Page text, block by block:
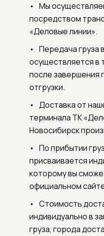
Мы
посредством
«Деловые линии».
Передача груза
осуществляется в
после завершения
отгрузки.
Доставка от
терминала ТК
Новосибирск
По прибытии
присваивается
которому вы
официальном
Стоимость
индивидуально в
груза, города